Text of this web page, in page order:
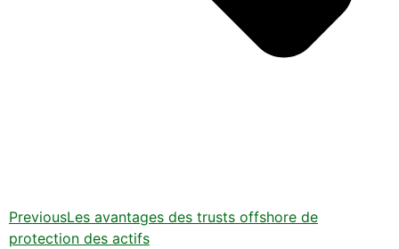
PreviousLes avantages des trusts offshore de
protection des actifs